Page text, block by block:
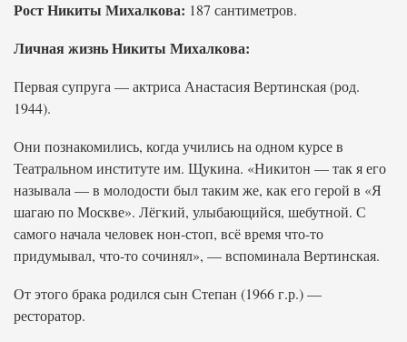
Рост Никиты Михалкова: 187 сантиметров.
Личная жизнь Никиты Михалкова:
Первая супруга — актриса Анастасия Вертинская (род.
1944).
Они познакомились, когда учились на одном курсе в
Театральном институте им. Щукина. «Никитон — так я его
называла — в молодо­сти был таким же, как его герой в «Я
шагаю по Москве». Лёгкий, улыбающийся, шебутной. С
самого начала человек нон-стоп, всё время что-то
придумывал, что-то сочинял», — вспоминала Вертинская.
От этого брака родился сын Степан (1966 г.р.) —
ресторатор.